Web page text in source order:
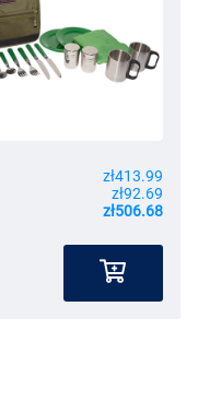
zł413.99
zł92.69
zł506.68